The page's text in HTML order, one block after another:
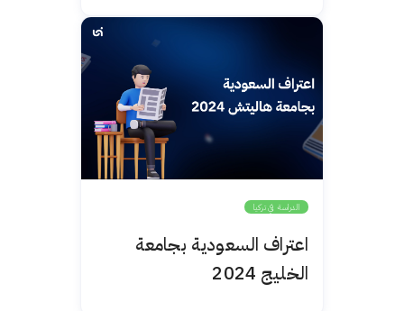
الدراسة في تركيا
اعتراف السعودية بجامعة
الخليج 2024